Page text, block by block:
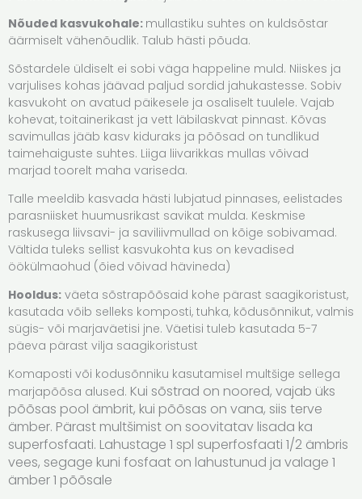
Nõuded kasvukohale: mullastiku suhtes on kuldsõstar
äärmiselt vähenõudlik. Talub hästi põuda.
Sõstardele üldiselt ei sobi väga happeline muld. Niiskes ja
varjulises kohas jäävad paljud sordid jahukastesse. Sobiv
kasvukoht on avatud päikesele ja osaliselt tuulele. Vajab
kohevat, toitainerikast ja vett läbilaskvat pinnast. Kõvas
savimullas jääb kasv kiduraks ja põõsad on tundlikud
taimehaiguste suhtes. Liiga liivarikkas mullas võivad
marjad toorelt maha variseda.
Talle meeldib kasvada hästi lubjatud pinnases, eelistades
parasniisket huumusrikast savikat mulda. Keskmise
raskusega liivsavi- ja saviliivmullad on kõige sobivamad.
Vältida tuleks sellist kasvukohta kus on kevadised
öökülmaohud (õied võivad hävineda)
Hooldus: väeta sõstrapõõsaid kohe pärast saagikoristust,
kasutada võib selleks komposti, tuhka, kõdusõnnikut, valmis
sügis- või marjaväetisi jne. Väetisi tuleb kasutada 5-7
päeva pärast vilja saagikoristust
Komaposti või kodusõnniku kasutamisel multšige sellega
marjapõõsa alused. Kui sõstrad on noored, vajab üks
põõsas pool ämbrit, kui põõsas on vana, siis terve
ämber. Pärast multšimist on soovitatav lisada ka
superfosfaati. Lahustage 1 spl superfosfaati 1/2 ämbris
vees, segage kuni fosfaat on lahustunud ja valage 1
ämber 1 põõsale